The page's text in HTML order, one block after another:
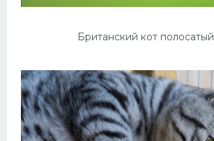
Британский кот полосатый